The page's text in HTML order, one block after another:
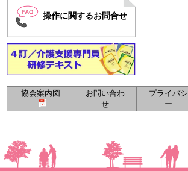
操作に関するお問合せ
協会案内図
お問い合わ
せ
プライバシ
ー